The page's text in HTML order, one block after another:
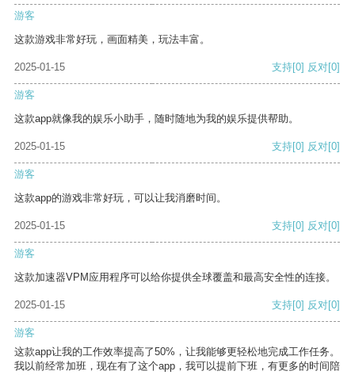
游客
这款游戏非常好玩，画面精美，玩法丰富。
2025-01-15 支持[0] 反对[0]
游客
这款app就像我的娱乐小助手，随时随地为我的娱乐提供帮助。
2025-01-15 支持[0] 反对[0]
游客
这款app的游戏非常好玩，可以让我消磨时间。
2025-01-15 支持[0] 反对[0]
游客
这款加速器VPM应用程序可以给你提供全球覆盖和最高安全性的连接。
2025-01-15 支持[0] 反对[0]
游客
这款app让我的工作效率提高了50%，让我能够更轻松地完成工作任务。
我以前经常加班，现在有了这个app，我可以提前下班，有更多的时间陪